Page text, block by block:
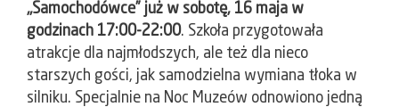
„Samochodówce” już w sobotę, 16 maja w
godzinach 17:00-22:00. Szkoła przygotowała
atrakcje dla najmłodszych, ale też dla nieco
starszych gości, jak samodzielna wymiana tłoka w
silniku. Specjalnie na Noc Muzeów odnowiono jedną